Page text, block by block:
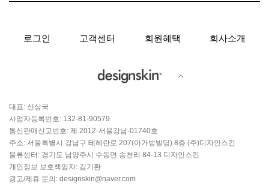
로그인 고객센터 회원혜택 회사소개
대표: 신상국
사업자등록번호: 132-81-90579
통신판매신고번호: 제 2012-서울강남-01740호
주소: 서울특별시 강남구 테헤란로 207(아가방빌딩) 8층 (주)디자인스킨
물류센터: 경기도 남양주시 수동면 송천리 84-13 디자인스킨
개인정보 보호책임자: 김기환
광고/제휴 문의: designskin@naver.com